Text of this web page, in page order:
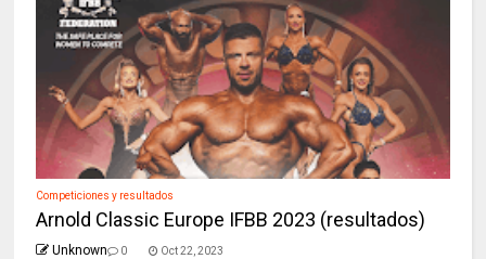
Competiciones y resultados
Arnold Classic Europe IFBB 2023 (resultados)
Unknown 0 Oct 22, 2023